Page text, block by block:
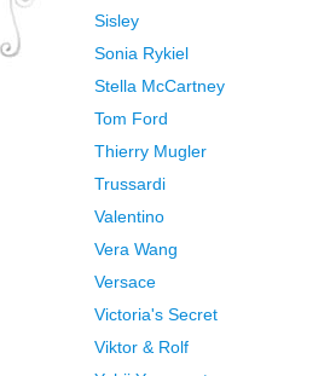
Sisley
Sonia Rykiel
Stella McCartney
Tom Ford
Thierry Mugler
Trussardi
Valentino
Vera Wang
Versace
Victoria's Secret
Viktor & Rolf